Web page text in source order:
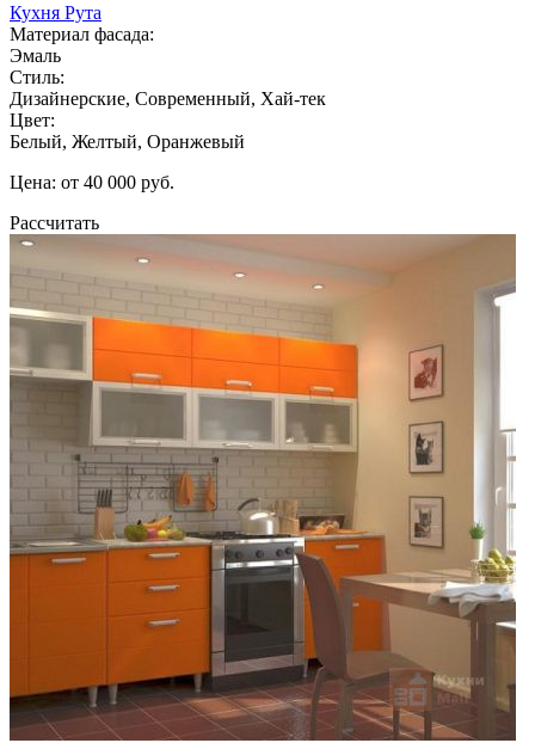
Кухня Рута
Материал фасада:
Эмаль
Стиль:
Дизайнерские, Современный, Хай-тек
Цвет:
Белый, Желтый, Оранжевый
Цена: от 40 000 руб.
Рассчитать